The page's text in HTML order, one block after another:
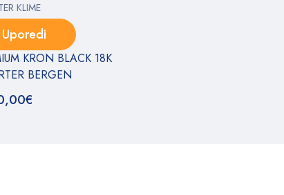
KLIME
Uporedi
KRON BLACK 18K
BERGEN
€